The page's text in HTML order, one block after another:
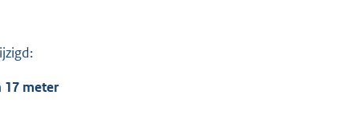
meter